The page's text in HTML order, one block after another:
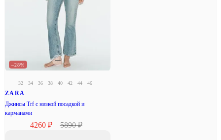
–28%
32 34 36 38 40 42 44 46
ZARA
Джинсы Trf с низкой посадкой и
карманами
4260 ₽ 5890 ₽